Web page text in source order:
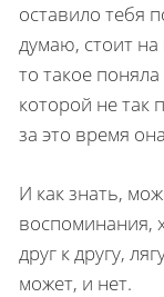
оставило тебя
думаю, стоит
то такое
которой не так
за это время
И как знать,
воспоминания,
друг к другу,
может, и нет.